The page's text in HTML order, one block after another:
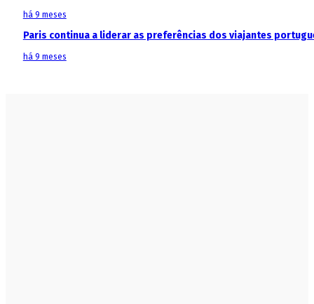
há 9 meses
Paris continua a liderar as preferências dos viajantes
há 9 meses